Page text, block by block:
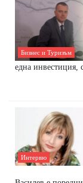
Бизнес и Туризъм
една
Интервю